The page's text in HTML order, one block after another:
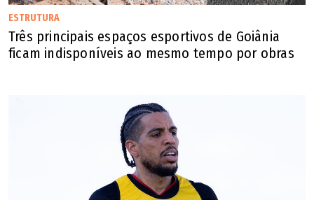
O alerta definitivo veio na primeira semana de agosto,
quando os hematomas se intensificaram e o artista
ESTRUTURA
Três principais espaços esportivos de Goiânia
ficam indisponíveis ao mesmo tempo por obras